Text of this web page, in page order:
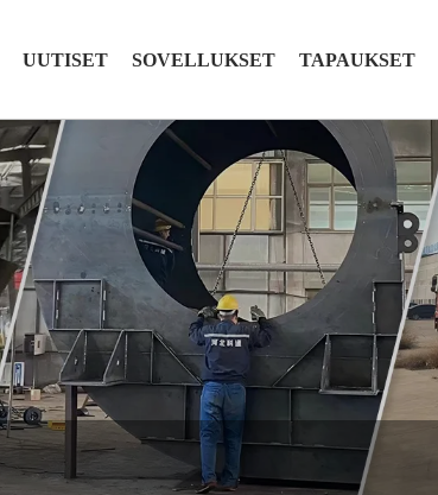
UUTISET SOVELLUKSET TAPAUKSET